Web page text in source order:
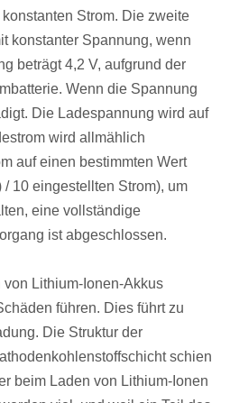
Strom. Die zweite
konstanter Spannung, wenn
beträgt 4,2 V, aufgrund der
Wenn die Spannung
Die Ladespannung wird auf
wird allmählich
auf einen bestimmten Wert
10 eingestellten Strom), um
eine vollständige
ist abgeschlossen.
Lithium-Ionen-Akkus
führen. Dies führt zu
Die Struktur der
schien
beim Laden von Lithium-Ionen